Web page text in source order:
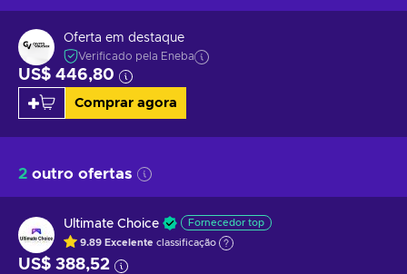
Oferta em destaque
Verificado pela Eneba
US$ 446,80
Comprar agora
2 outro ofertas
Ultimate Choice Fornecedor top
9.89 Excelente classificação
US$ 388,52